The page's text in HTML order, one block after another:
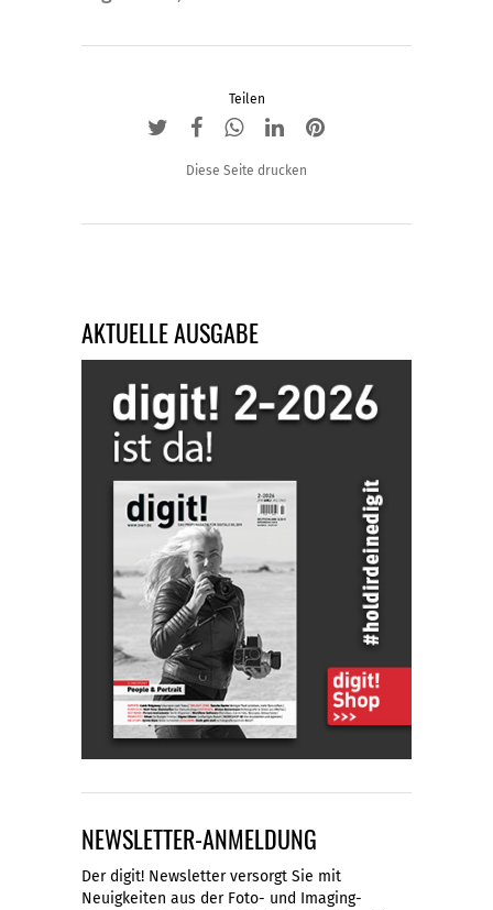
Teilen
Diese Seite drucken
AKTUELLE AUSGABE
NEWSLETTER-ANMELDUNG
Der digit! Newsletter versorgt Sie mit
Neuigkeiten aus der Foto- und Imaging-